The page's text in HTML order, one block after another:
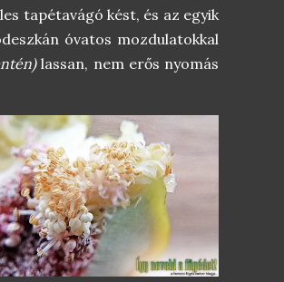
tapétavágó kést, és az egyik
óvatos mozdulatokkal
lassan, nem erős nyomás